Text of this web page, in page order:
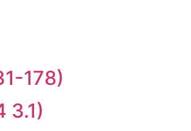
178)
3.1)